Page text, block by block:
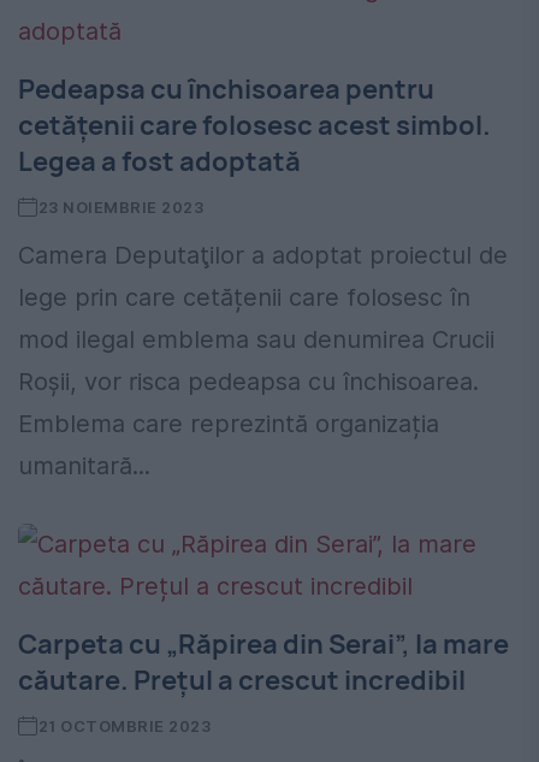
Pedeapsa cu închisoarea pentru
cetățenii care folosesc acest simbol.
Legea a fost adoptată
23 NOIEMBRIE 2023
Camera Deputaţilor a adoptat proiectul de
lege prin care cetățenii care folosesc în
mod ilegal emblema sau denumirea Crucii
Roșii, vor risca pedeapsa cu închisoarea.
Emblema care reprezintă organizația
umanitară...
Carpeta cu „Răpirea din Serai”, la mare
căutare. Prețul a crescut incredibil
21 OCTOMBRIE 2023